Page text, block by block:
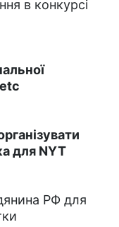
в конкурсі
для NYT
РФ для